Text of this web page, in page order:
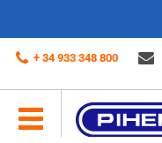
+ 34 933 348 800